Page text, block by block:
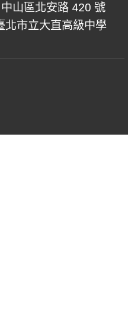
山區北安路 420 號
北市立大直高級中學